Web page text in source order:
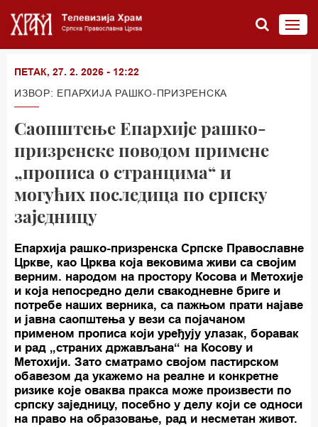
ПЕТАК, 27. 2. 2026 - 12:22
ИЗВОР: ЕПАРХИЈА РАШКО-ПРИЗРЕНСКА
Саопштење Епархије рашко-
призренске поводом примене
„прописа о странцима“ и
могућих последица по српску
заједницу
Епархија рашко-призренска Српске Православне
Цркве, као Црква која вековима живи са својим
верним. народом на простору Косова и Метохије
и која непосредно дели свакодневне бриге и
потребе наших верника, са пажњом прати најаве
и јавна саопштења у вези са појачаном
применом прописа који уређују улазак, боравак
и рад „страних држављана“ на Косову и
Метохији. Зато сматрамо својом пастирском
обавезом да укажемо на реалне и конкретне
ризике које оваква пракса може произвести по
српску заједницу, посебно у делу који се односи
на право на образовање, рад и несметан живот.